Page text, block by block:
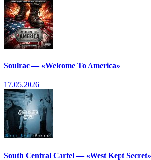
Soulrac — «Welcome To America»
17.05.2026
South Central Cartel — «West Kept Secret»